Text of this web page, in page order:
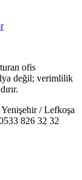
ofis
değil; verimlilik
/ Lefkoşa
826 32 32